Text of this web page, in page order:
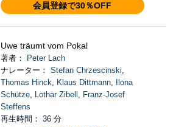
会員登録で30％OFF
Uwe träumt vom Pokal
著者：
Peter Lach
ナレーター： Stefan Chrzescinski,
Thomas Hinck, Klaus Dittmann,
Ilona
Schütze, Lothar Zibell , Franz-Josef
Steffens
再生時間： 36 分